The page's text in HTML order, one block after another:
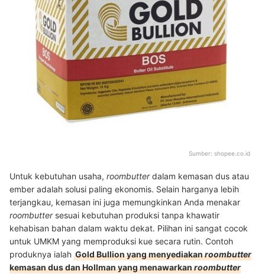
Sumber: shopee.co.id
Untuk kebutuhan usaha, roombutterdalam kemasan dus atau
ember adalah solusi paling ekonomis. Selain harganya lebih
terjangkau, kemasan ini juga memungkinkan Anda menakar
roombuttersesuai kebutuhan produksi tanpa khawatir
kehabisan bahan dalam waktu dekat. Pilihan ini sangat cocok
untuk UMKM yang memproduksi kue secara rutin. Contoh
produknya ialah Gold Bullion yang menyediakanroombutter
kemasan dus dan Hollman yang menawarkanroombutter